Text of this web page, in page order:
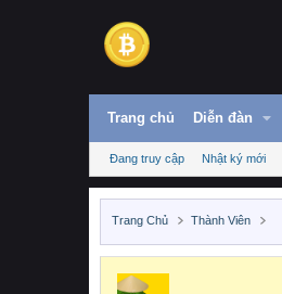
Trang chủ Diễn đàn
Đang truy cập Nhật ký mới
Trang Chủ Thành Viên